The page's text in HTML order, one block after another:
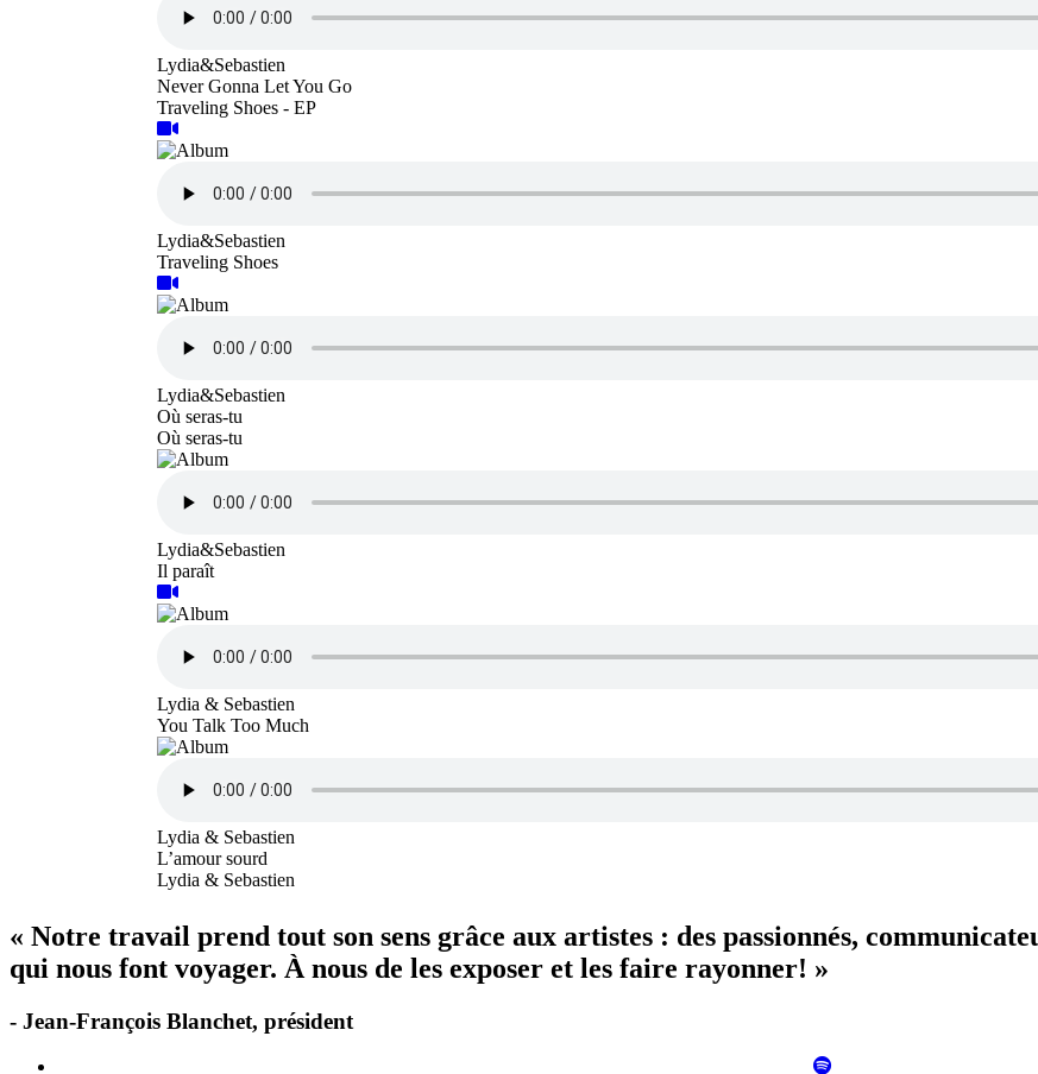
Lydia&Sebastien
Never Gonna Let You Go
Traveling Shoes - EP
Lydia&Sebastien
Traveling Shoes
Lydia&Sebastien
Où seras-tu
Où seras-tu
Lydia&Sebastien
Il paraît
Lydia & Sebastien
You Talk Too Much
Lydia & Sebastien
L’amour sourd
Lydia & Sebastien
« Notre travail prend tout son sens grâce aux artistes : des passionnés,
qui nous font voyager. À nous de les exposer et les faire rayonner! »
- Jean-François Blanchet, président